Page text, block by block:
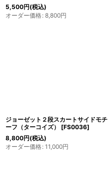
5,500円(税込)
オーダー価格: 8,800円
ジョーゼット２段スカートサイドモチ
ーフ（ターコイズ）
[FS0036]
8,800円(税込)
オーダー価格: 11,000円